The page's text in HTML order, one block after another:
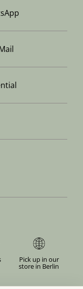
Pick up in our
store in Berlin